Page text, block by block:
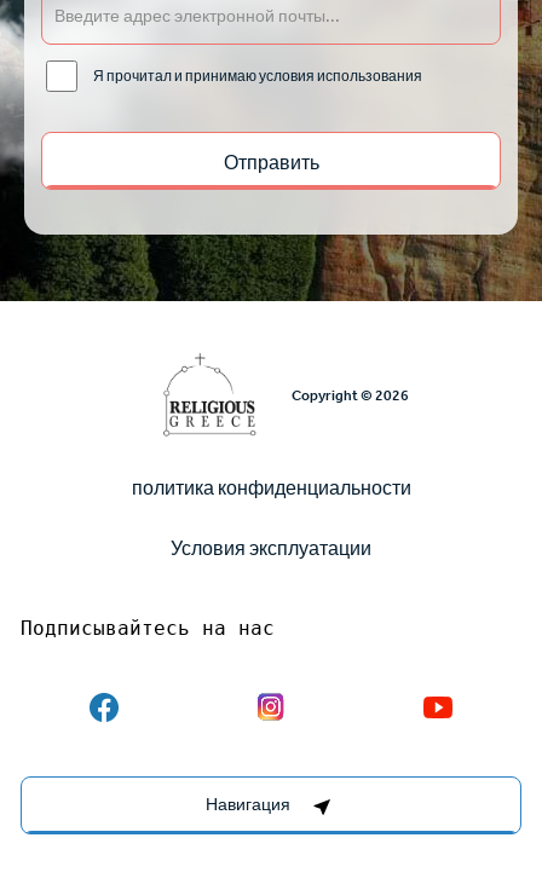
Навигация
Я прочитал и принимаю условия использования
Copyright © 2026
Υποσέλιδο
политика конфиденциальности
Условия эксплуатации
Подписывайтесь на нас
Destinations Management System by